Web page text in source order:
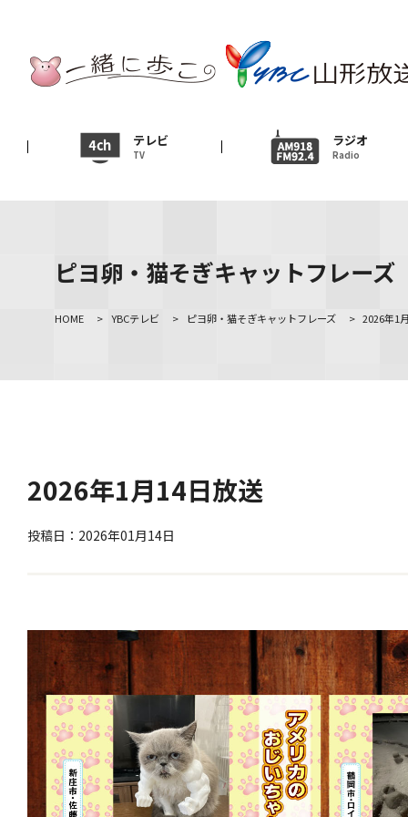
テレビ
TV
ラジオ
Radio
テレビ
ニュース
News
イベント
ＹＢＣオンデマンド
ピヨ卵・猫そぎキャットフレーズ
HOME > YBCテレビ > ピヨ卵・猫そぎキャットフレーズ > 2026年1
2026年1月14日放送
投稿日：2026年01月14日